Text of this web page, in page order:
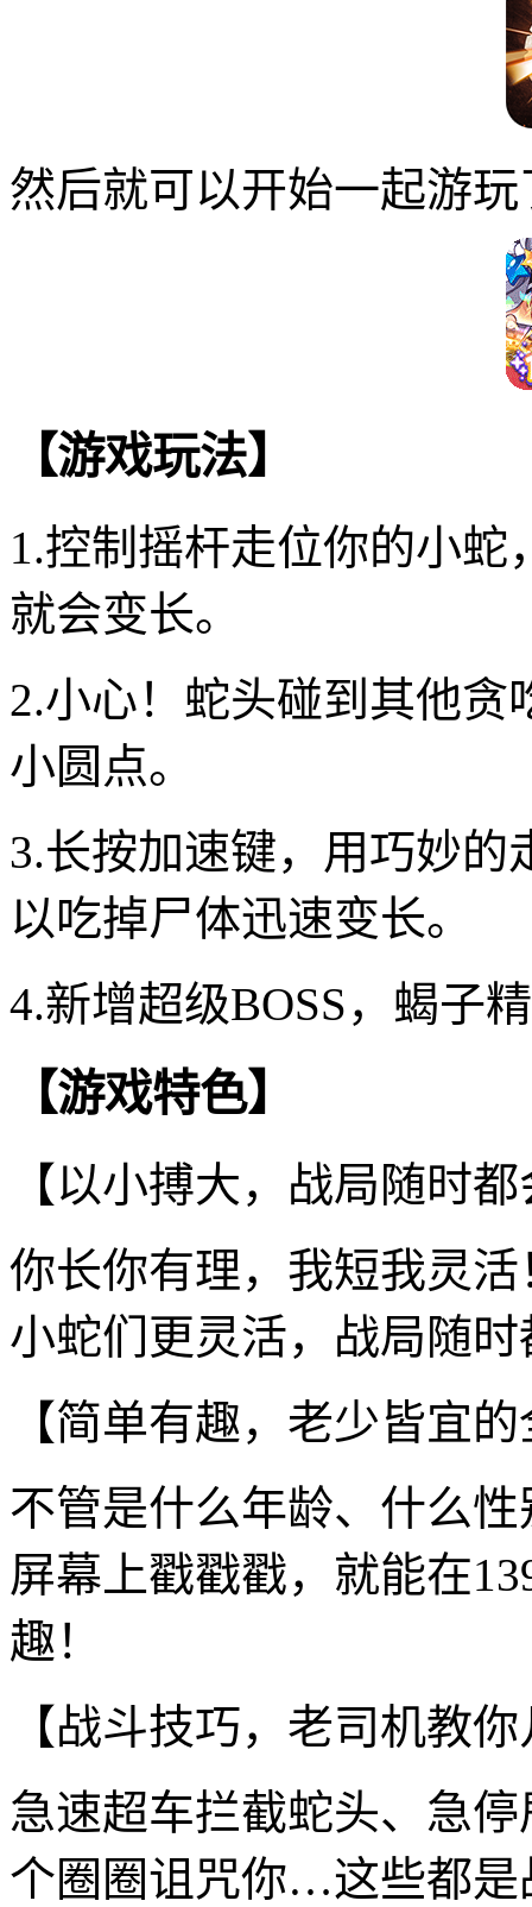
然后就可以开始一起游玩
【游戏玩法】
1.控制摇杆走位你的小
就会变长。
2.小心！蛇头碰到其他
小圆点。
3.长按加速键，用巧妙
以吃掉尸体迅速变长。
4.新增超级BOSS，蝎子
【游戏特色】
【以小搏大，战局随时
你长你有理，我短我灵
小蛇们更灵活，战局随
【简单有趣，老少皆宜
不管是什么年龄、什么
屏幕上戳戳戳，就能在
趣！
【战斗技巧，老司机教
急速超车拦截蛇头、急
个圈圈诅咒你…这些都是